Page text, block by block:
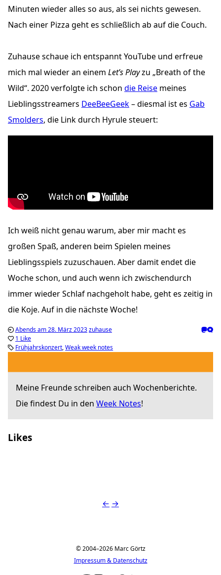
Minuten wieder alles so aus, als sei nichts gewesen.
Nach einer Pizza geht es schließlich ab auf die Couch.
Zuhause schaue ich entspannt YouTube und erfreue
mich mal wieder an einem Let’s Playzu „Breath of the
Wild“. 2020 verfolgte ich schon die Reise meines
Lieblingsstreamers DeeBeeGeek– diesmal ist es Gab
Smolders, die Link durch Hyrule steuert:
Ich weiß nicht genau warum, aber mir macht es
großen Spaß, anderen beim Spielen meines
Lieblingsspiels zuzuschauen. Aber damit endet die
Woche schon, und auch wenn ich zwischendurch
immer wieder Schlaf nachgeholt habe, geht es zeitig in
die Koje. Auf in die nächste Woche!
Abends am 28. März 2023zuhause
1 Like
Frühjahrskonzert Weak week notes
Meine Freunde schreiben auch Wochenberichte.
Die findest Du in den Week Notes!
Likes
← →
© 2004–2026 Marc Görtz
Impressum & Datenschutz